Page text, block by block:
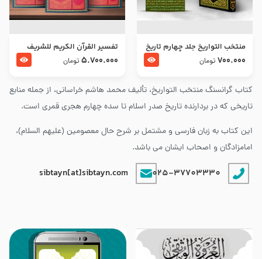
کتاب گرانسنگ منتخب التواريخ، تألیف محمد هاشم خراسانی، از جمله منابع
تاریخی که در بردارنده تاریخ صدر اسلام تا سده چهارم هجری قمری است.
این کتاب به زبان فارسی و مشتمل بر شرح حال معصومین (علیهم السلام)،
امامزادگان و اصحاب ایشان می باشد.
025-37703330
sibtayn[at]sibtayn.com
منتخب التواریخ جلد چهارم تاریخ
امام زین العابدین و امام محمد
700.000 تومان
تفسير القرآن الكريم للشريف
المرتضي قدس سرّه
5.700.000 تومان